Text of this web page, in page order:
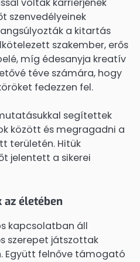
szenvedélyeinek
a kitartás
szakember, erős
míg édesanyja kreatív
téve számára, hogy
fedezzen fel.
segítettek
között és megragadni a
területén. Hitük
jelentett a sikerei
az életében
kapcsolatban áll
szerepet játszottak
Együtt felnőve támogató